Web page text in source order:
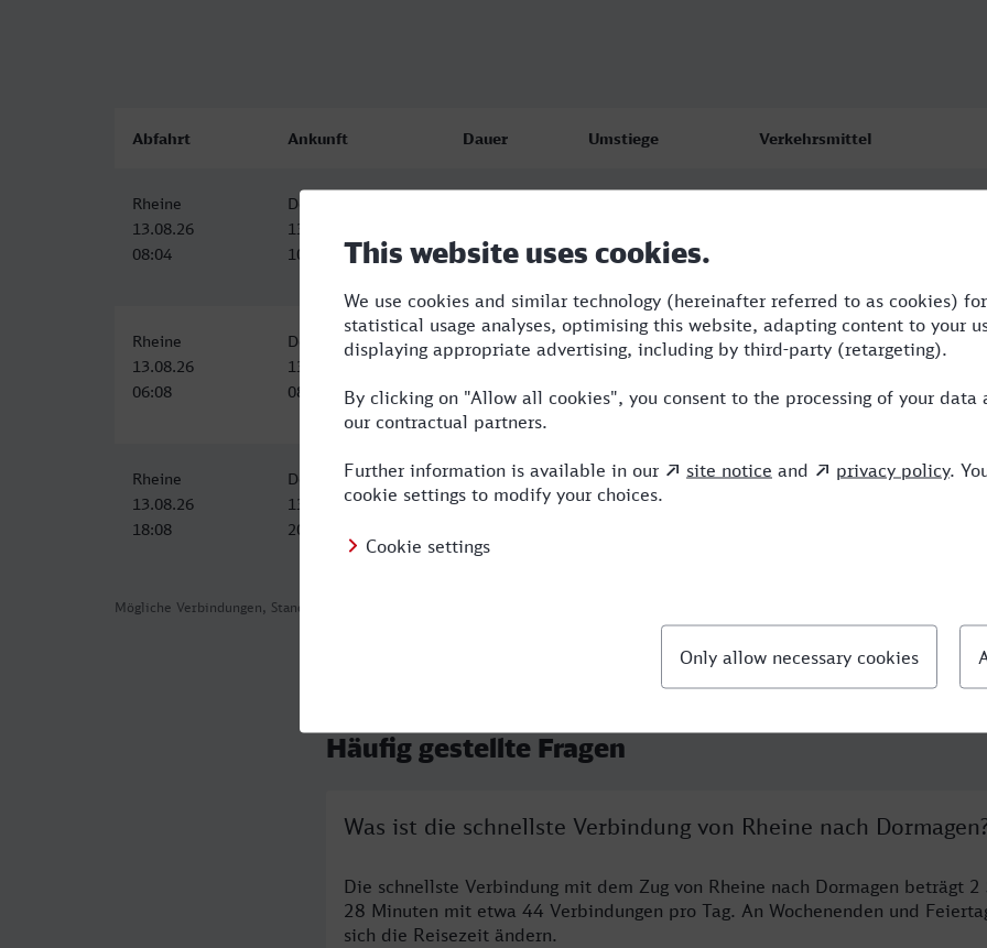
Mögliche Verbindungen, Stand: 2026-07-30 08:58
Abfahrt Ankunft Dauer Umstiege Verkehrsmittel
Rheine
13.08.26
08:04
Dormagen
13.08.26
10:32
Rheine
13.08.26
06:08
Dormagen
13.08.26
08:54
2:46 0 NX
Rheine
13.08.26
18:08
Dormagen
13.08.26
20:54
2:46 0 NX
Häufig gestellte Fragen
Was ist die schnellste Verbindung von Rheine nach
Die schnellste Verbindung mit dem Zug von Rheine nach Dormagen beträgt 2
28 Minuten mit etwa 44 Verbindungen pro Tag. An Wochenenden und
sich die Reisezeit ändern.